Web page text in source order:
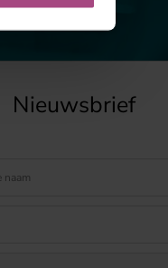
Nieuwsbrief